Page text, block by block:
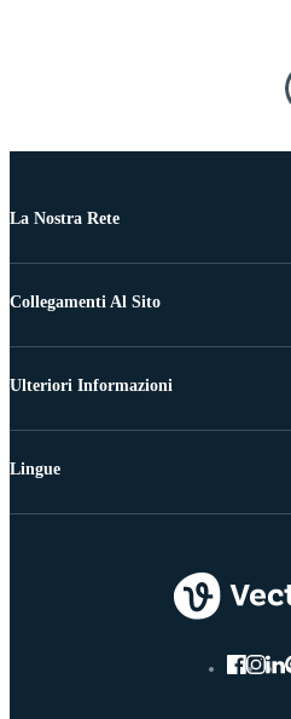
La Nostra Rete
Collegamenti Al Sito
Ulteriori Informazioni
Lingue